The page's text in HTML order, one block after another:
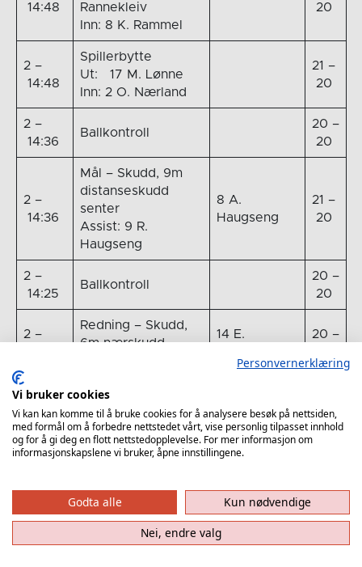
14:48
Rannekleiv
Inn: 8 K. Rammel
20
2 –
14:48
Spillerbytte
Ut: 17 M. Lønne
Inn: 2 O. Nærland
21 –
20
2 –
14:36
Ballkontroll
20 –
20
2 –
14:36
Mål – Skudd, 9m
distanseskudd
senter
Assist: 9 R.
Haugseng
8 A.
Haugseng
21 –
20
2 –
14:25
Ballkontroll
20 –
20
2 –
Redning – Skudd,
6m nærskudd
14 E.
20 –
2 –
14:09
Ballkontroll
20
Mål – Skudd, 9m
distanseskudd
Assist: 8 A.
Haugseng
Spillerbytte
Personvernerklæring
Vi bruker cookies
Vi kan kan komme til å bruke cookies for å analysere besøk på nettsiden,
med formål om å forbedre nettstedet vårt, vise personlig tilpasset innhold
og for å gi deg en flott nettstedopplevelse. For mer informasjon om
informasjonskapslene vi bruker, åpne innstillingene.
Godta alle
Kun nødvendige
Nei, endre valg